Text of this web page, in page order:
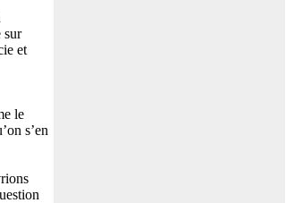
sur
et
le
s’en